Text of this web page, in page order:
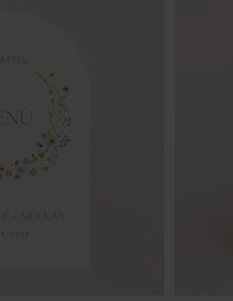
vintage bloemen